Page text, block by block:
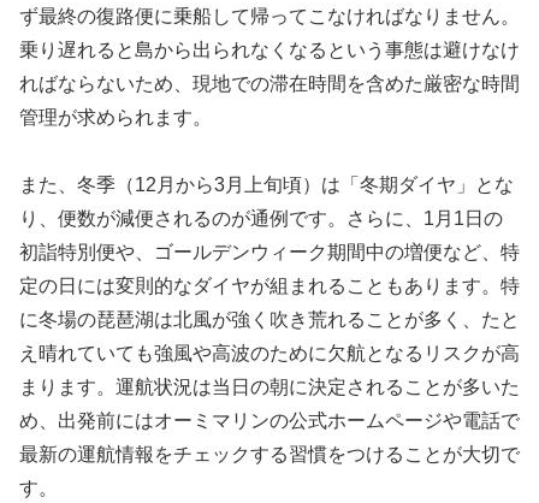
ず最終の復路便に乗船して帰ってこなければなりません。
乗り遅れると島から出られなくなるという事態は避けなけ
ればならないため、現地での滞在時間を含めた厳密な時間
管理が求められます。
また、冬季（12月から3月上旬頃）は「冬期ダイヤ」とな
り、便数が減便されるのが通例です。さらに、1月1日の
初詣特別便や、ゴールデンウィーク期間中の増便など、特
定の日には変則的なダイヤが組まれることもあります。特
に冬場の琵琶湖は北風が強く吹き荒れることが多く、たと
え晴れていても強風や高波のために欠航となるリスクが高
まります。運航状況は当日の朝に決定されることが多いた
め、出発前にはオーミマリンの公式ホームページや電話で
最新の運航情報をチェックする習慣をつけることが大切で
す。